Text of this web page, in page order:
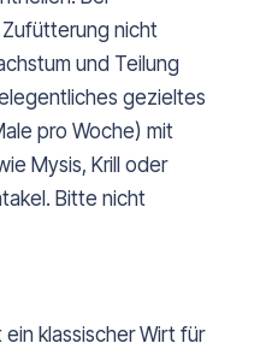
nicht
und Teilung
gezieltes
pro Woche) mit
Mysis, Krill oder
Bitte nicht
klassischer Wirt für